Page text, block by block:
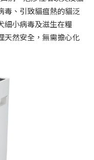
毒、引致貓瘟熱的貓泛
細小病毒及滋生在糧
天然安全，無需擔心化